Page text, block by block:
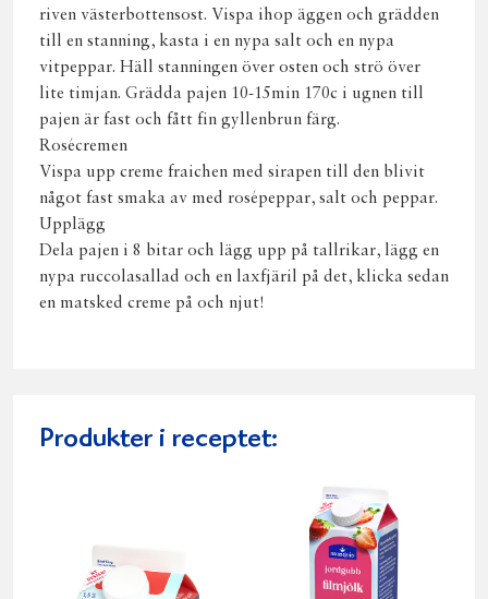
riven västerbottensost. Vispa ihop äggen och grädden
till en stanning, kasta i en nypa salt och en nypa
vitpeppar. Häll stanningen över osten och strö över
lite timjan. Grädda pajen 10-15min 170c i ugnen till
pajen är fast och fått fin gyllenbrun färg.
Rosécremen
Vispa upp creme fraichen med sirapen till den blivit
något fast smaka av med rosépeppar, salt och peppar.
Upplägg
Dela pajen i 8 bitar och lägg upp på tallrikar, lägg en
nypa ruccolasallad och en laxfjäril på det, klicka sedan
en matsked creme på och njut!
Produkter i receptet: